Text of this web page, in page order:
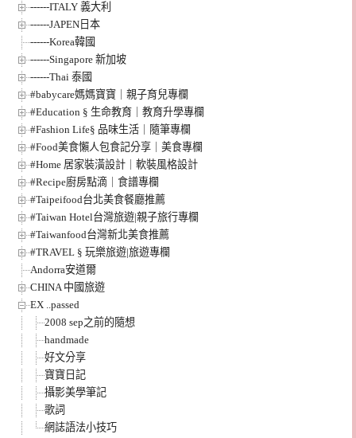
------ITALY 義大利
------JAPEN日本
------Korea韓國
------Singapore 新加坡
------Thai 泰國
#babycare媽媽寶寶｜親子育兒專欄
#Education § 生命教育｜教育升學專欄
#Fashion Life§ 品味生活｜隨筆專欄
#Food美食懶人包食記分享｜美食專欄
#Home 居家裝潢設計｜軟裝風格設計
#Recipe廚房點滴｜食譜專欄
#Taipeifood台北美食餐廳推薦
#Taiwan Hotel台灣旅遊|親子旅行專欄
#Taiwanfood台灣新北美食推薦
#TRAVEL § 玩樂旅遊|旅遊專欄
Andorra安道爾
CHINA 中國旅遊
EX ..passed
2008 sep之前的隨想
handmade
好文分享
寶寶日記
攝影美學筆記
歌詞
網誌語法小技巧